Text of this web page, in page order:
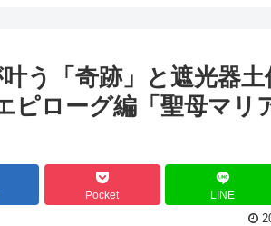
う「奇跡」と遮光器土
ピローグ編「聖母マリ
Pocket LINE